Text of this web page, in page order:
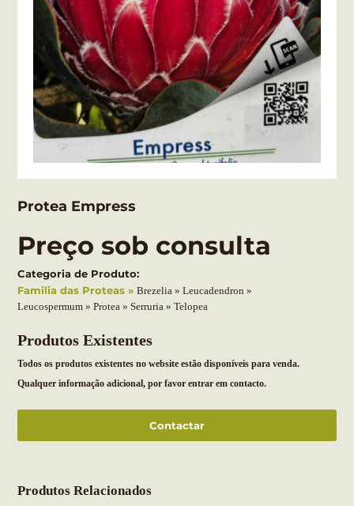
Protea Empress
Preço sob consulta
Categoria de Produto:
Familia das Proteas
Brezelia
Leucadendron
Leucospermum
Protea Serruria Telopea
Produtos Existentes
Todos os produtos existentes no website estão disponíveis para venda.
Qualquer informação adicional, por favor entrar em contacto.
Contactar
Produtos Relacionados